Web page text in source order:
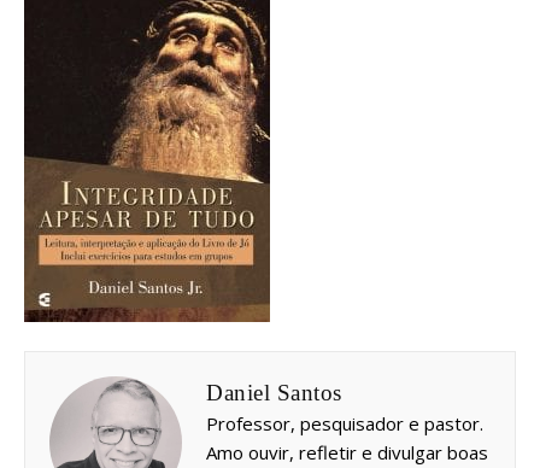
Daniel Santos
Professor, pesquisador e pastor.
Amo ouvir, refletir e divulgar boas